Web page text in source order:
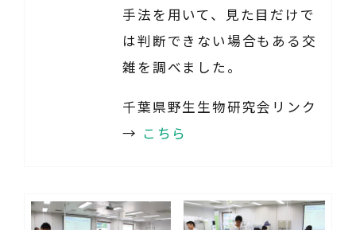
手法を用いて、見た目だけで
は判断できない場合もある交
雑を調べました。
千葉県野生生物研究会リンク
→ こちら